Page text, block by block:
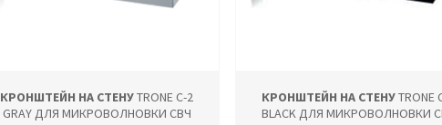
КРОНШТЕЙН НА СТЕНУTRONE С-2
GRAY ДЛЯ МИКРОВОЛНОВКИ СВЧ
КРОНШТЕЙН НА СТЕНУTRONE
BLACK ДЛЯ МИКРОВОЛНОВКИ